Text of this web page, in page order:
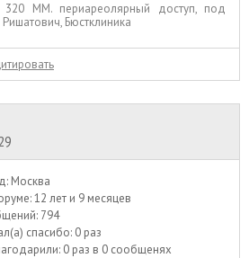
ММ. периареолярный доступ, под
Бюстклиника
Москва
12 лет и 9 месяцев
794
спасибо: 0 раз
0 раз в 0 сообщенях